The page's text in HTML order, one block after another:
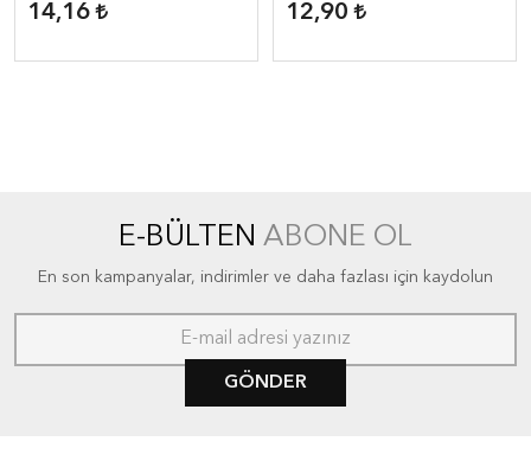
14,16 12,90
E-BÜLTEN ABONE OL
En son kampanyalar, indirimler ve daha fazlası için kaydolun
GÖNDER